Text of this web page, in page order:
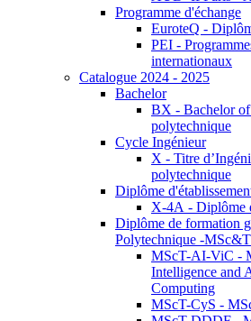
Programme d'échange
EuroteQ -
PEI -
internationaux
Catalogue 2024 - 2025
Bachelor
BX - Bachelor
polytechnique
Cycle Ingénieur
X - Titre
polytechnique
Diplôme
X-4A - Diplôme
Diplôme de formation
Polytechnique -MSc&T
MScT-AI-ViC -
Intelligence and
Computing
MScT-CyS -